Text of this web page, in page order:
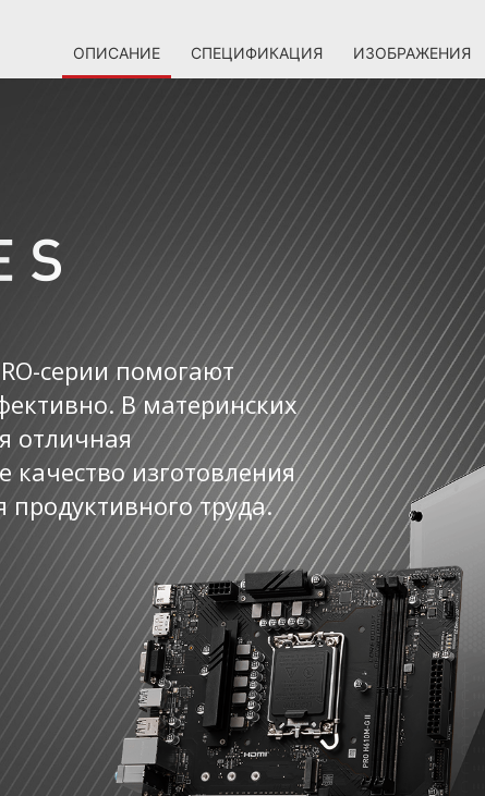
ОПИСАНИЕ СПЕЦИФИКАЦИЯ ИЗОБРАЖЕНИЯ
серии помогают
В материнских
отличная
изготовления
труда.